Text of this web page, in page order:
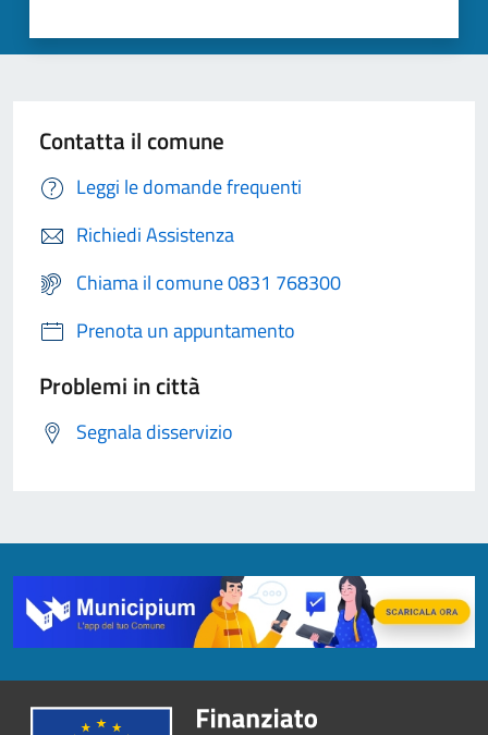
Contatta il comune
Leggi le domande frequenti
Richiedi Assistenza
Chiama il comune 0831 768300
Prenota un appuntamento
Problemi in città
Segnala disservizio